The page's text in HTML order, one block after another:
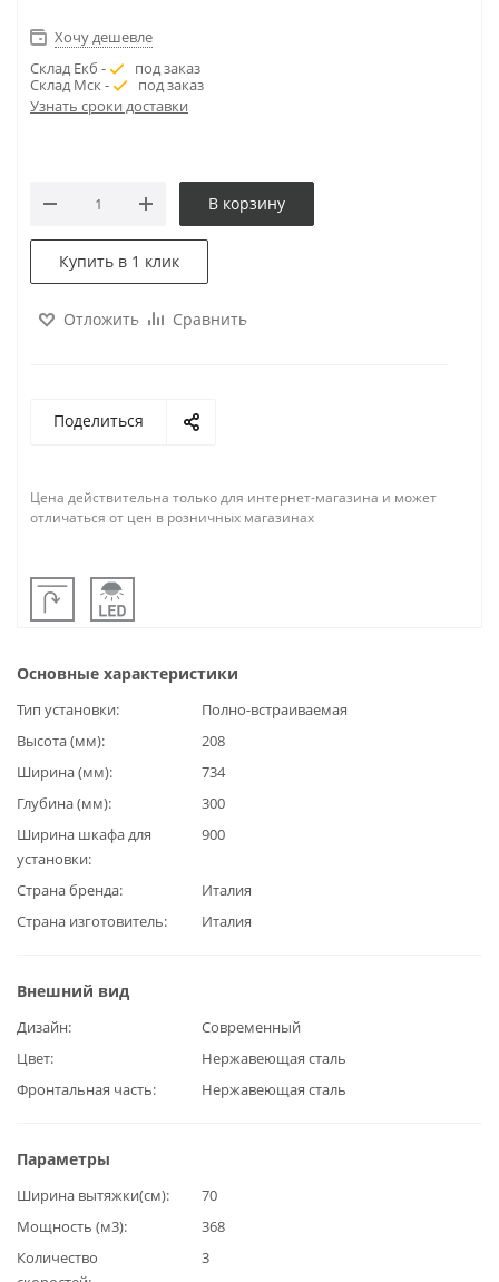
Хочу дешевле
Склад Екб -
под заказ
Склад Мск -
под заказ
Узнать сроки доставки
В корзину
Купить в 1 клик
Отложить Сравнить
Поделиться
Цена действительна только для интернет-магазина и может
отличаться от цен в розничных магазинах
Основные характеристики
Тип установки
Полно-встраиваемая
Высота (мм)
208
Ширина (мм)
734
Глубина (мм)
300
Ширина шкафа для
установки
900
Страна бренда
Италия
Страна изготовитель
Италия
Внешний вид
Дизайн
Современный
Цвет
Нержавеющая сталь
Фронтальная часть
Нержавеющая сталь
Параметры
Ширина вытяжки(см)
70
Мощность (м3)
368
Количество
3